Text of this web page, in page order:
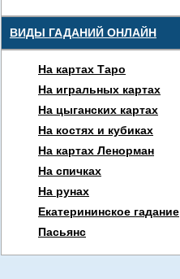
ВИДЫ ГАДАНИЙ ОНЛАЙН
На картах Таро
На игральных картах
На цыганских картах
На костях и кубиках
На картах Ленорман
На спичках
На рунах
Екатерининское гадание
Пасьянс